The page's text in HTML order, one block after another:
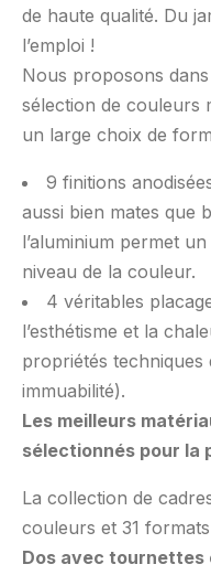
de haute qualité. Du
l’emploi !
Nous proposons
sélection de couleurs
un large choix de
9 finitions
aussi bien mates que
l’aluminium permet
niveau de la couleur.
4 véritables
l’esthétisme et la
propriétés techniques
immuabilité).
Les meilleurs
sélectionnés pour la
La collection de
couleurs et 31
Dos avec tournettes